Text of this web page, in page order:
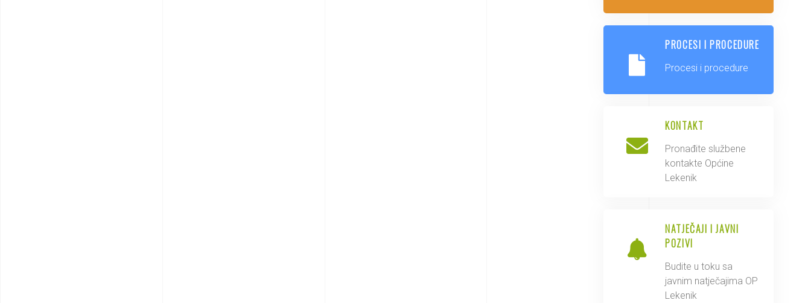
PROCESI I PROCEDURE
Procesi i procedure
KONTAKT
Pronađite službene
kontakte Općine
Lekenik
NATJEČAJI I JAVNI
POZIVI
Budite u toku sa
javnim natječajima OP
Lekenik